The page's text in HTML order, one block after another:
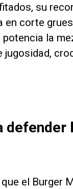
su
en corte
potencia la
jugosidad,
defender
el Burger